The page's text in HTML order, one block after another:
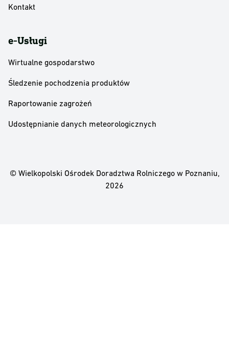
Kontakt
e-Usługi
Wirtualne gospodarstwo
Śledzenie pochodzenia produktów
Raportowanie zagrożeń
Udostępnianie danych meteorologicznych
© Wielkopolski Ośrodek Doradztwa Rolniczego w Poznaniu,
2026